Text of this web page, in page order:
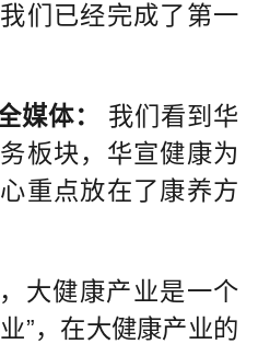
们已经完成了第一
媒体：
我们看到华
板块，华宣健康为
重点放在了康养方
大健康产业是一个
”，在大健康产业的